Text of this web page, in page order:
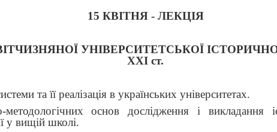
15 КВІТНЯ - ЛЕКЦІЯ
УНІВЕРСИТЕТСЬКОЇ
ХХІ ст.
та її реалізація в українських університетах.
методологічних основ дослідження і викладання
у вищій школі.